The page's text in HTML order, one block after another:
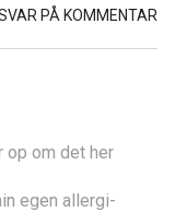
PÅ KOMMENTAR
op om det her
egen allergi-